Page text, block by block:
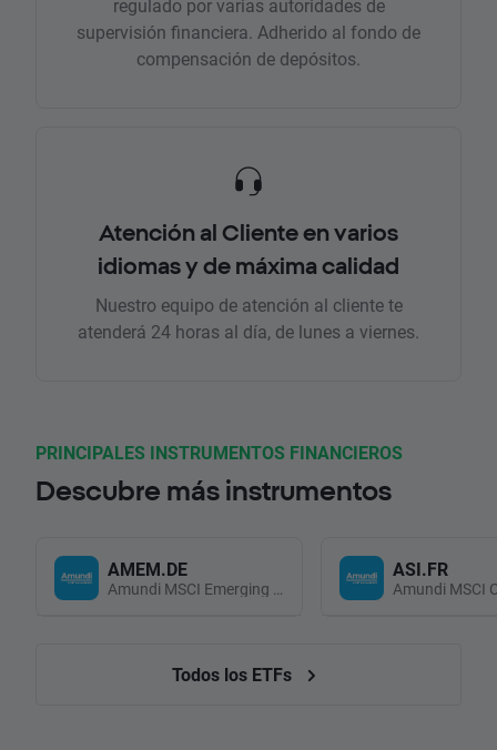
regulado por varias autoridades de
supervisión financiera. Adherido al fondo de
compensación de depósitos.
Atención al Cliente en varios
idiomas y de máxima calidad
Nuestro equipo de atención al cliente te
atenderá 24 horas al día, de lunes a viernes.
PRINCIPALES INSTRUMENTOS FINANCIEROS
Descubre más instrumentos
AMEM.DE
Amundi MSCI Emerging Markets UCITS (Acc EUR)
ASI.FR
Todos los ETFs